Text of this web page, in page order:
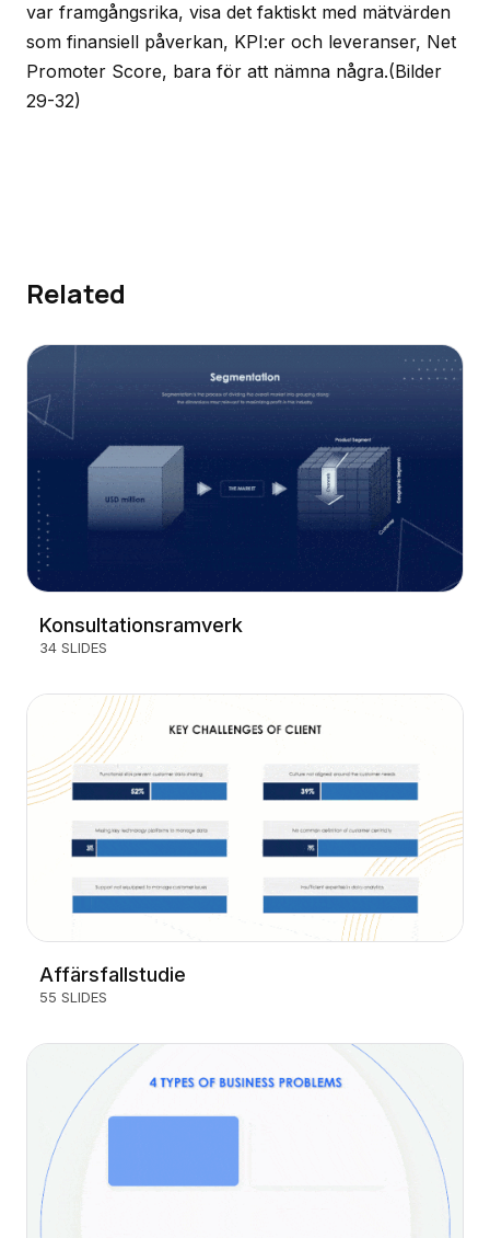
var framgångsrika, visa det faktiskt med mätvärden
som finansiell påverkan, KPI:er och leveranser, Net
Promoter Score, bara för att nämna några.(Bilder
29-32)
Related
Konsultationsramverk
34 SLIDES
Affärsfallstudie
55 SLIDES